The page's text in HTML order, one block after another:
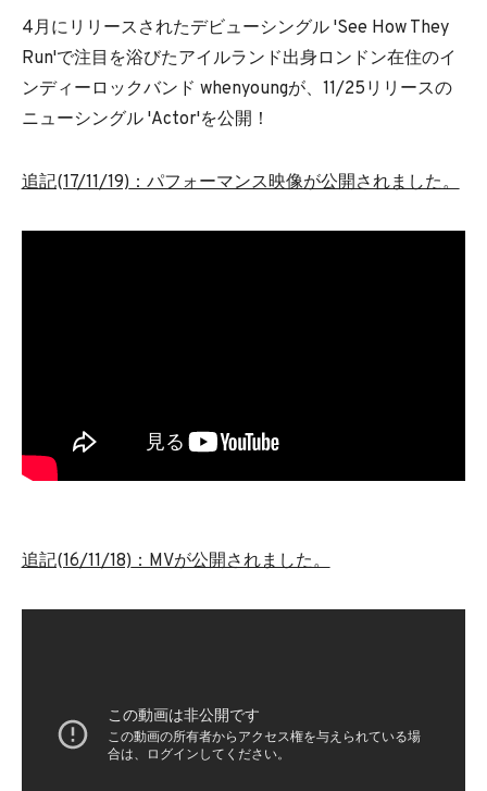
4月にリリースされたデビューシングル 'See How They
Run'で注目を浴びたアイルランド出身ロンドン在住のイ
ンディーロックバンド whenyoungが、11/25リリースの
ニューシングル 'Actor'を公開！
追記(17/11/19) ：パフォーマンス映像が公開されました。
追記(16/11/18) ：MVが公開されました。